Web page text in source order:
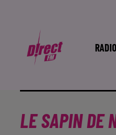
RADIO
LE SAPIN DE